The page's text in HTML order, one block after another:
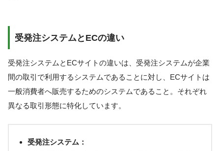
受発注システムとECの違い
受発注システムとECサイトの違いは、受発注システムが企業
間の取引で利用するシステムであることに対し、ECサイトは
一般消費者へ販売するためのシステムであること。それぞれ
異なる取引形態に特化しています。
受発注システム：